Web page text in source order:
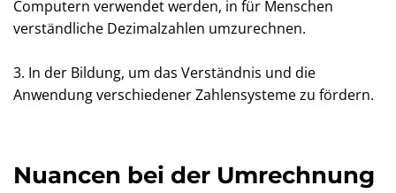
Computern verwendet werden, in für Menschen
verständliche Dezimalzahlen umzurechnen.
3. In der Bildung, um das Verständnis und die
Anwendung verschiedener Zahlensysteme zu fördern.
Nuancen bei der Umrechnung